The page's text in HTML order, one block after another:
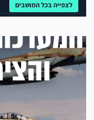
לצפייה בכל המושבים